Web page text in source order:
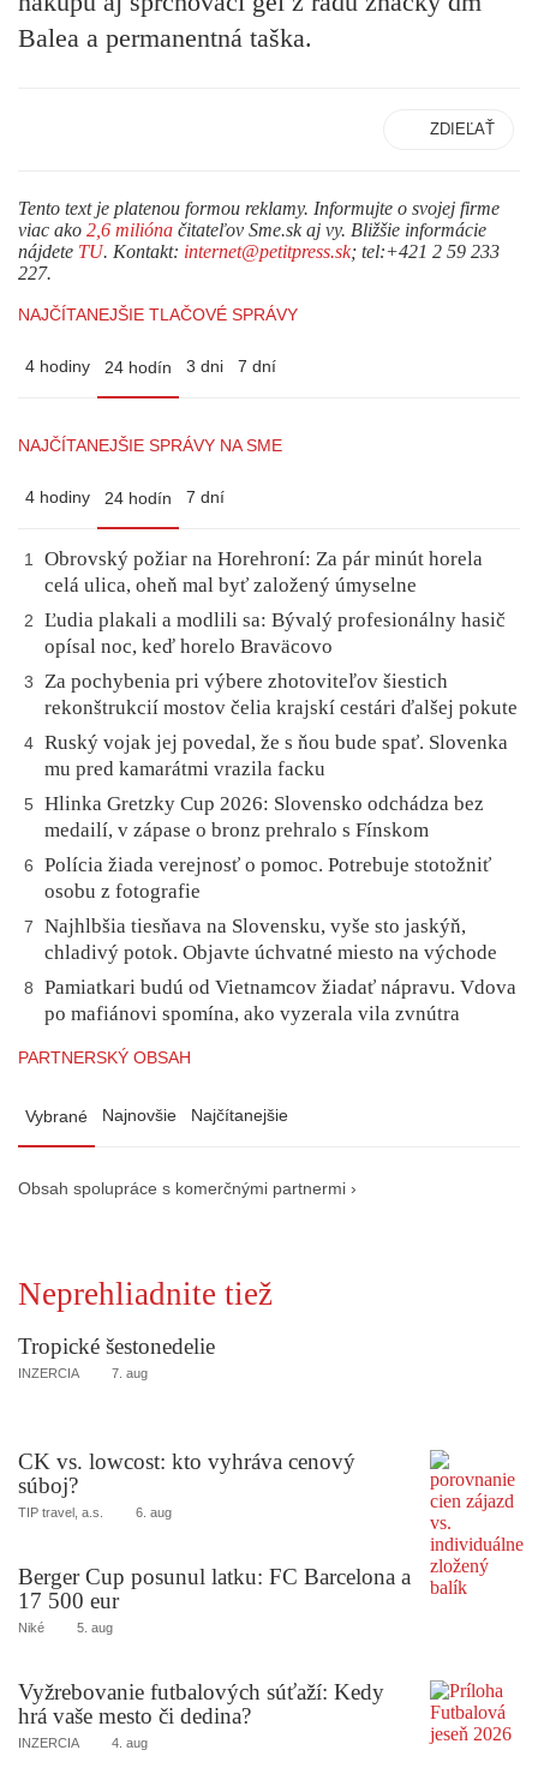
Balea a permanentná taška.
ZDIEĽAŤ
Tento text je platenou formou reklamy. Informujte o svojej firme
viac ako 2,6 milióna čitateľov Sme.sk aj vy. Bližšie informácie
nájdete TU. Kontakt: internet@petitpress.sk; tel:+421 2 59 233
227.
NAJČÍTANEJŠIE TLAČOVÉ SPRÁVY
4 hodiny 24 hodín 3 dni 7 dní
NAJČÍTANEJŠIE SPRÁVY NA SME
4 hodiny 24 hodín 7 dní
1
Obrovský požiar na Horehroní: Za pár minút horela
celá ulica, oheň mal byť založený úmyselne
2
Ľudia plakali a modlili sa: Bývalý profesionálny hasič
opísal noc, keď horelo Braväcovo
3
Za pochybenia pri výbere zhotoviteľov šiestich
rekonštrukcií mostov čelia krajskí cestári ďalšej pokute
4 Ruský vojak jej povedal, že s ňou bude spať. Slovenka
mu pred kamarátmi vrazila facku
5
Hlinka Gretzky Cup 2026: Slovensko odchádza bez
medailí, v zápase o bronz prehralo s Fínskom
6
Polícia žiada verejnosť o pomoc. Potrebuje stotožniť
osobu z fotografie
7
Najhlbšia tiesňava na Slovensku, vyše sto jaskýň,
chladivý potok. Objavte úchvatné miesto na východe
8
Pamiatkari budú od Vietnamcov žiadať nápravu. Vdova
po mafiánovi spomína, ako vyzerala vila zvnútra
PARTNERSKÝ OBSAH
Vybrané Najnovšie Najčítanejšie
Obsah spolupráce s komerčnými partnermi ›
Neprehliadnite tiež
Tropické šestonedelie
INZERCIA 7. aug
CK vs. lowcost: kto vyhráva cenový
súboj?
TIP travel, a.s. 6. aug
Berger Cup posunul latku: FC Barcelona a
17 500 eur
Niké 5. aug
Vyžrebovanie futbalových súťaží: Kedy
hrá vaše mesto či dedina?
INZERCIA 4. aug